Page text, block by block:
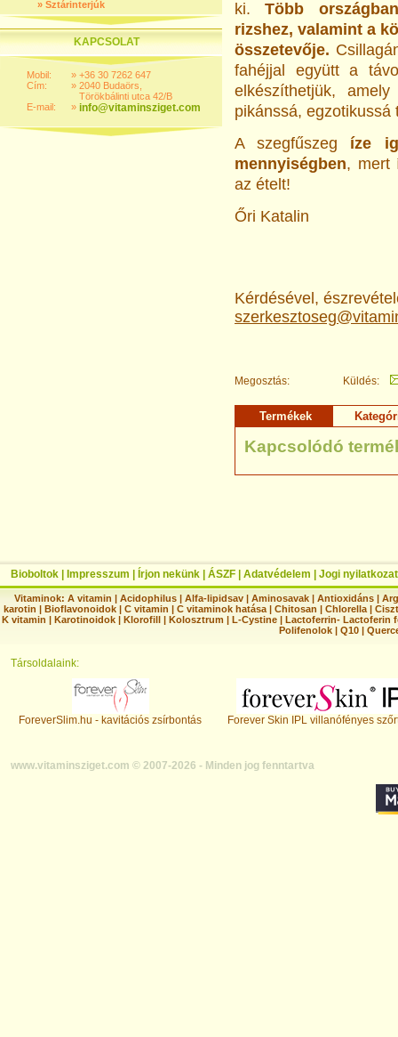
» Sztárinterjúk
KAPCSOLAT
Mobil:
Cím:
E-mail:
»
»
»
+36 30 7262 647
2040 Budaörs,
Törökbálinti utca 42/B
info@vitaminsziget.com
ki.Több
rizshez, valamint a
összetevője.
fahéjjal együtt a
elkészíthetjük,
pikánssá, egzotikussá
A szegfűszeg íze
mennyiségben, mert
az ételt!
Őri Katalin
Kérdésével,
Megosztás: Küldés:
Termékek
Kapcsolódó
Bioboltok Impresszum Írjon nekünk ÁSZF Adatvédelem Jogi nyilatkozat
Vitaminok: A vitamin |Acidophilus |Alfa-lipidsav |Aminosavak |Antioxidáns |
karotin | Bioflavonoidok | C vitamin | C vitaminok hatása | Chitosan | Chlorella |
K vitamin | Karotinoidok | Klorofill | Kolosztrum | L-Cystine | Lactoferrin- Lactoferin
Polifenolok |Q10 |
Társoldalaink:
ForeverSlim.hu - kavitációs zsírbontás Forever Skin IPL villanófényes
www.vitaminsziget.com © 2007-2026 - Minden jog fenntartva